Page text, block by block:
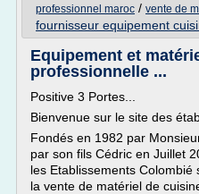
professionnel maroc / vente de
fournisseur equipement
Equipement et
professionnelle ...
Positive 3 Portes...
Bienvenue sur le site des
Fondés en 1982 par
par son fils Cédric en Juillet
les Etablissements
la vente de matériel de